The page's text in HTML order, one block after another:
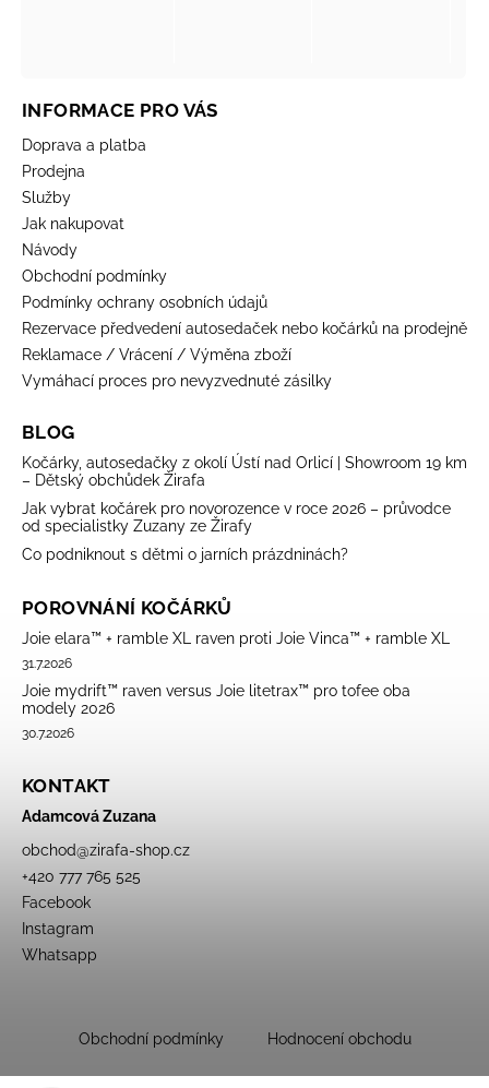
INFORMACE PRO VÁS
Doprava a platba
Prodejna
Služby
Jak nakupovat
Návody
Obchodní podmínky
Podmínky ochrany osobních údajů
Rezervace předvedení autosedaček nebo kočárků na prodejně
Reklamace / Vrácení / Výměna zboží
Vymáhací proces pro nevyzvednuté zásilky
BLOG
Kočárky, autosedačky z okolí Ústí nad Orlicí | Showroom 19 km
– Dětský obchůdek Žirafa
Jak vybrat kočárek pro novorozence v roce 2026 – průvodce
od specialistky Zuzany ze Žirafy
Co podniknout s dětmi o jarních prázdninách?
POROVNÁNÍ KOČÁRKŮ
Joie elara™ + ramble XL raven proti Joie Vinca™ + ramble XL
31.7.2026
Joie mydrift™ raven versus Joie litetrax™ pro tofee oba
modely 2026
30.7.2026
KONTAKT
Adamcová Zuzana
obchod@zirafa-shop.cz
+420 777 765 525
Facebook
Instagram
Whatsapp
Obchodní podmínky Hodnocení obchodu